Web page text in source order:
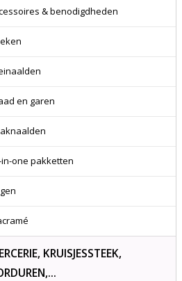
& benodigdheden
en garen
in-one pakketten
KRUISJESSTEEK,